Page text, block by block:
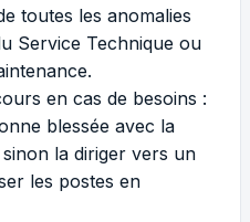
toutes les anomalies
Service Technique ou
en cas de besoins :
blessée avec la
la diriger vers un
les postes en